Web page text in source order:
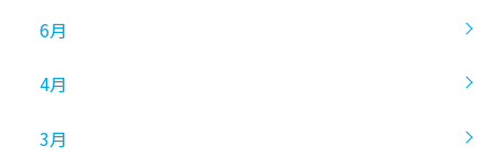
6月
4月
3月